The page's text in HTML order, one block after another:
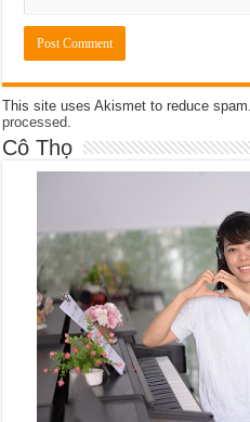
This site uses Akismet to reduce spam.
processed
Cô Thọ